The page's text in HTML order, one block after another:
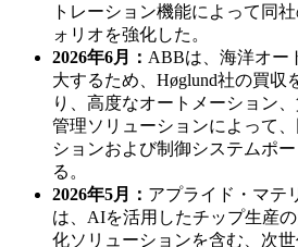
トレーション機能によって同
ォリオを強化した。
2026年6月： ABBは、海洋オー
大するため、Høglund社の買収
り、高度なオートメーション
管理ソリューションによって
ションおよび制御システムポ
る。
2026年5月： アプライド・マテ
は、AIを活用したチップ生産
化ソリューションを含む、次